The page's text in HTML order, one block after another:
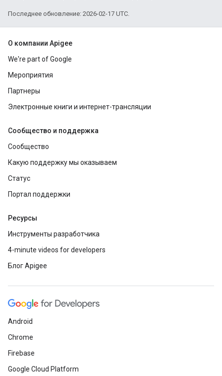
Последнее обновление: 2026-02-17 UTC.
О компании Apigee
We're part of Google
Мероприятия
Партнеры
Электронные книги и интернет-трансляции
Сообщество и поддержка
Сообщество
Какую поддержку мы оказываем
Статус
Портал поддержки
Ресурсы
Инструменты разработчика
4-minute videos for developers
Блог Apigee
Android
Chrome
Firebase
Google Cloud Platform